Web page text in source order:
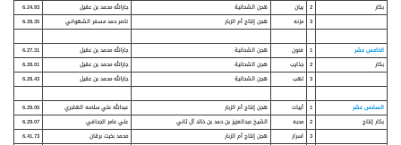
بكار
2 بيان هجن الشحانية جارالله محمد بن عقيل
6.24.93
3 مزنه هجن إنتاج أم الزبار ناصر حمد مسفر الشهواني 6.28.35
الخامس عشر 1 فنون هجن الشحانية جارالله محمد بن عقيل
6.27.31
بكار
2 جذايب هجن الشحانية جارالله محمد بن عقيل
6.28.01
3 لهب هجن الشحانية جارالله محمد بن عقيل 6.28.43
السادس عشر 1 أبيات هجن إنتاج أم الزبار عبدالله علي سلامه الهاجري
6.29.05
بكار إنتاج
2 محبه الشيخ عبدالعزيز بن حمد بن خالد آل ثاني علي عامر الجحافي
6.29.07
3 اسرار هجن إنتاج أم الزبار محمد بخيت برقان 6.41.73